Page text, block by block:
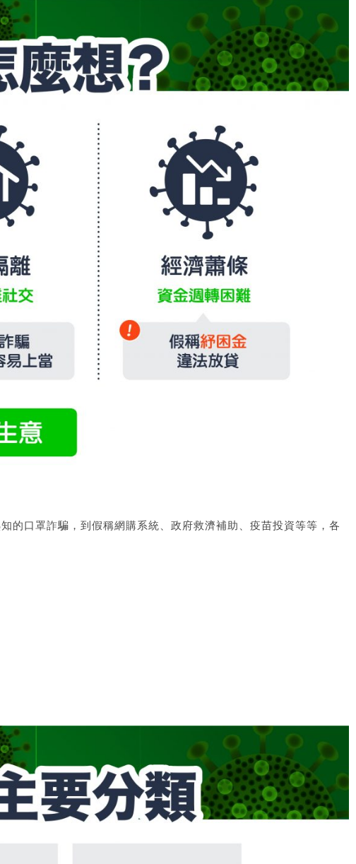
的口罩詐騙，到假稱網購系統、政府救濟補助、疫苗投資等等，各